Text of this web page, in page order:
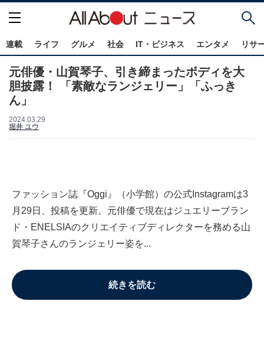
連載 ライフ グルメ 社会 IT・ビジネス エンタメ リサ
元俳優・山賀琴子、引き締まったボディを大
胆披露！ 「素敵なランジェリー」「ふっき
ん」
2024.03.29
堀井 ユウ
ファッション誌『Oggi』（小学館）の公式Instagramは3
月29日、投稿を更新。元俳優で現在はジュエリーブラン
ド・ENELSIAのクリエイティブディレクターを務める山
賀琴子さんのランジェリー姿を...
続きを読む